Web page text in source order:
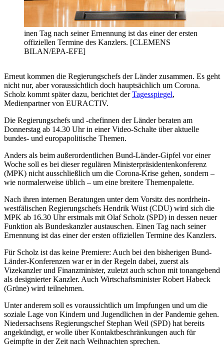
inen Tag nach seiner Ernennung ist das einer der ersten
offiziellen Termine des Kanzlers. [CLEMENS
BILAN/EPA-EFE]
Erneut kommen die Regierungschefs der Länder zusammen. Es geht
nicht nur, aber voraussichtlich doch hauptsächlich um Corona.
Scholz kommt später dazu, berichtet derTagesspiegel,
Medienpartner von EURACTIV.
Die Regierungschefs und -chefinnen der Länder beraten am
Donnerstag ab 14.30 Uhr in einer Video-Schalte über aktuelle
bundes- und europapolitische Themen.
Anders als beim außerordentlichen Bund-Länder-Gipfel vor einer
Woche soll es bei dieser regulären Ministerpräsidentenkonferenz
(MPK) nicht ausschließlich um die Corona-Krise gehen, sondern –
wie normalerweise üblich – um eine breitere Themenpalette.
Nach ihren internen Beratungen unter dem Vorsitz des nordrhein-
westfälischen Regierungschefs Hendrik Wüst (CDU) wird sich die
MPK ab 16.30 Uhr erstmals mit Olaf Scholz (SPD) in dessen neuer
Funktion als Bundeskanzler austauschen. Einen Tag nach seiner
Ernennung ist das einer der ersten offiziellen Termine des Kanzlers.
Für Scholz ist das keine Premiere: Auch bei den bisherigen Bund-
Länder-Konferenzen war er in der Regeln dabei, zuerst als
Vizekanzler und Finanzminister, zuletzt auch schon mit tonangebend
als designierter Kanzler. Auch Wirtschaftsminister Robert Habeck
(Grüne) wird teilnehmen.
Unter anderem soll es voraussichtlich um Impfungen und um die
soziale Lage von Kindern und Jugendlichen in der Pandemie gehen.
Niedersachsens Regierungschef Stephan Weil (SPD) hat bereits
angekündigt, er wolle über Kontaktbeschränkungen auch für
Geimpfte in der Zeit nach Weihnachten sprechen.